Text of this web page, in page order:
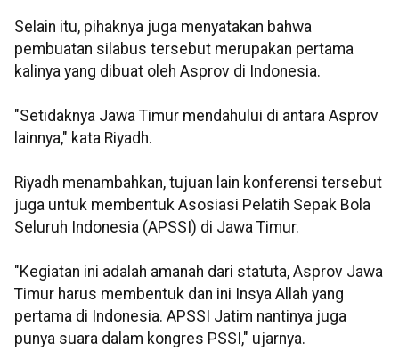
Selain itu, pihaknya juga menyatakan bahwa
pembuatan silabus tersebut merupakan pertama
kalinya yang dibuat oleh Asprov di Indonesia.
"Setidaknya Jawa Timur mendahului di antara Asprov
lainnya," kata Riyadh.
Riyadh menambahkan, tujuan lain konferensi tersebut
juga untuk membentuk Asosiasi Pelatih Sepak Bola
Seluruh Indonesia (APSSI) di Jawa Timur.
"Kegiatan ini adalah amanah dari statuta, Asprov Jawa
Timur harus membentuk dan ini Insya Allah yang
pertama di Indonesia. APSSI Jatim nantinya juga
punya suara dalam kongres PSSI," ujarnya.